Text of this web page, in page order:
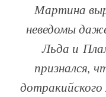
Мартина
неведомы
Льда и
признался,